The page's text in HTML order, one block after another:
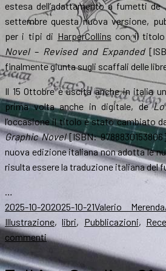
estesa dell’adattamento a fumetti de
settembre questa nuova versione,
per i tipi di HarperCollins con il titolo
Novel – Revised and Expanded
finalmente giunta sugli scaffali delle
Il 15 Ottobre è uscita anche in italia
prima volta anche in digitale, de
l’occasione il titolo è stato cambiato
Graphic Novel[ISBN:
nuova edizione italiana non adotta le
risulta essere la traduzione italiana del
Scritto
il
2025-10-202025-10-21Autore
Valerio Merenda
Illustrazione,libri, Pubblicazioni,
commentisu
Hobbit